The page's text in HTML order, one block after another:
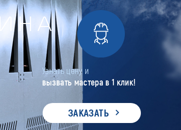
Узнать цену и
вызвать мастера в 1 клик!
ЗАКАЗАТЬ